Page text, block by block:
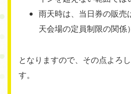
雨天時は、当日券の販売
天会場の定員制限の関係）
となりますので、その点よろ
す。